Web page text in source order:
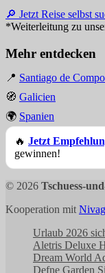
🔎 Jetzt Reise selbst
*Weiterleitung zu
Mehr entdecken
📍 Santiago de
🧭 Galicien
🌍 Spanien
🔥 Jetzt
gewinnen!
© 2026 Tschuess-
Kooperation mit
Urlaub 2026
Aletris Deluxe
Dream World
Defne Garden